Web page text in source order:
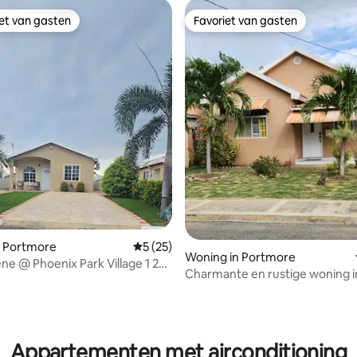
van 5 op 5, 13 recensies
van gasten
van gasten
Portmore Gemiddelde beoordeling van 5 op 5, 25
5 (25)
@ Phoenix Park Village 1 24
Favoriet van gasten
Favoriet van gasten
Woning in Portmore
Charmante en rustige woning